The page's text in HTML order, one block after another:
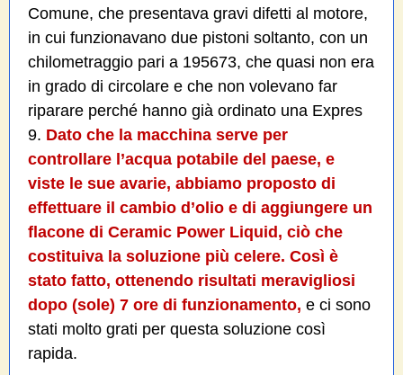
Comune, che presentava gravi difetti al motore,
in cui funzionavano due pistoni soltanto, con un
chilometraggio pari a 195673, che quasi non era
in grado di circolare e che non volevano far
riparare perché hanno già ordinato una Expres
9. Dato che la macchina serve per
controllare l’acqua potabile del paese, e
viste le sue avarie, abbiamo proposto di
effettuare il cambio d’olio e di aggiungere un
flacone di Ceramic Power Liquid, ciò che
costituiva la soluzione più celere. Così è
stato fatto, ottenendo risultati meravigliosi
dopo (sole) 7 ore di funzionamento, e ci sono
stati molto grati per questa soluzione così
rapida.